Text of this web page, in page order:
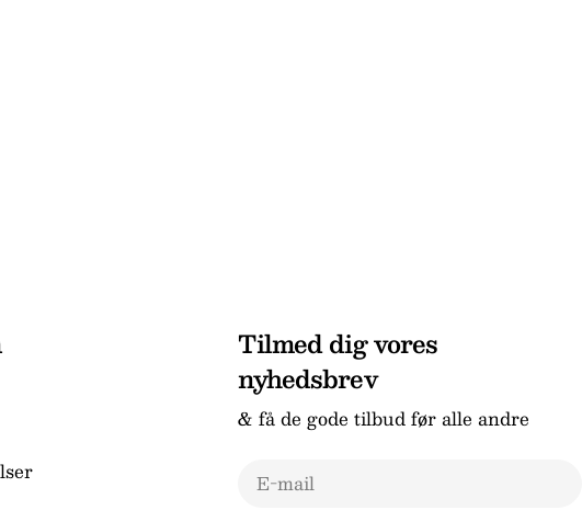
Tilmed dig vores
nyhedsbrev
& få de gode tilbud før alle andre
E-